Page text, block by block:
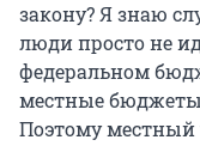
закону? Я знаю
люди просто не
федеральном
местные
Поэтому местный